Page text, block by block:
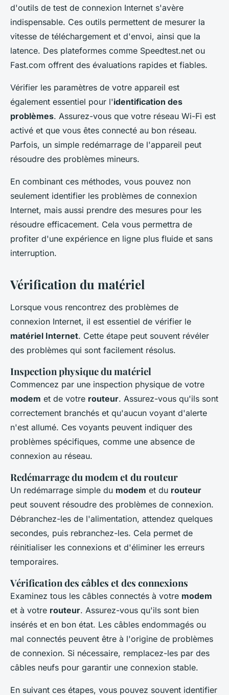
d'outils de test de connexion Internet s'avère
indispensable. Ces outils permettent de mesurer la
vitesse de téléchargement et d'envoi, ainsi que la
latence. Des plateformes comme Speedtest.net ou
Fast.com offrent des évaluations rapides et fiables.
Vérifier les paramètres de votre appareil est
également essentiel pour l'identification des
problèmes. Assurez-vous que votre réseau Wi-Fi est
activé et que vous êtes connecté au bon réseau.
Parfois, un simple redémarrage de l'appareil peut
résoudre des problèmes mineurs.
En combinant ces méthodes, vous pouvez non
seulement identifier les problèmes de connexion
Internet, mais aussi prendre des mesures pour les
résoudre efficacement. Cela vous permettra de
profiter d'une expérience en ligne plus fluide et sans
interruption.
Vérification du matériel
Lorsque vous rencontrez des problèmes de
connexion Internet, il est essentiel de vérifier le
matériel Internet. Cette étape peut souvent révéler
des problèmes qui sont facilement résolus.
Inspection physique du matériel
Commencez par une inspection physique de votre
modem et de votre routeur. Assurez-vous qu'ils sont
correctement branchés et qu'aucun voyant d'alerte
n'est allumé. Ces voyants peuvent indiquer des
problèmes spécifiques, comme une absence de
connexion au réseau.
Redémarrage du modem et du routeur
Un redémarrage simple du modem et du routeur
peut souvent résoudre des problèmes de connexion.
Débranchez-les de l'alimentation, attendez quelques
secondes, puis rebranchez-les. Cela permet de
réinitialiser les connexions et d'éliminer les erreurs
temporaires.
Vérification des câbles et des connexions
Examinez tous les câbles connectés à votre modem
et à votre routeur. Assurez-vous qu'ils sont bien
insérés et en bon état. Les câbles endommagés ou
mal connectés peuvent être à l'origine de problèmes
de connexion. Si nécessaire, remplacez-les par des
câbles neufs pour garantir une connexion stable.
En suivant ces étapes, vous pouvez souvent identifier